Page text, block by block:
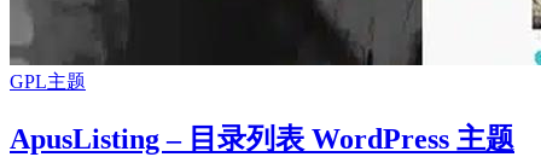
GPL主题
ApusListing – 目录列表 WordPress 主题